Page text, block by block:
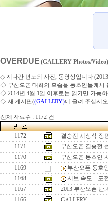
OVERDUE (GALLERY Photos/Video)
◇ 지나간 년도의 사진, 동영상입니다
◇ 부산오픈 대회의 모습을 동호인들께서
◇ 2014년 4월 1일 이후로는 읽기만 가능
◇ 새 게시판((GALLERY)에 올려 주십시오
전체 자료수 : 1172 건
1172
결승전 시상식 장
1171
부산오픈 결승전
1170
부산오픈 동호인
1169
부산오픈 동호
1168
서브 속도... 도
1167
2013 부산오픈 단
1166
GALLERY